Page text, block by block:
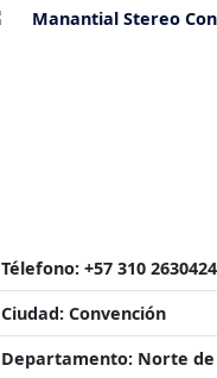
Télefono: +57 310 2630424
Ciudad: Convención
Departamento: Norte